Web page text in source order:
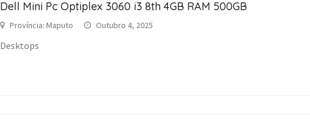
Dell Mini Pc Optiplex 3060 i3 8th 4GB RAM 500GB
Província: Maputo Outubro 4, 2025
Desktops